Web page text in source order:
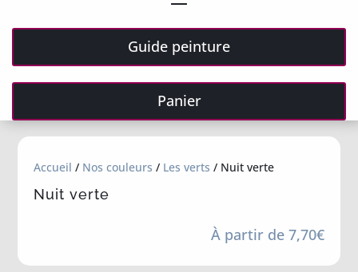
Guide peinture
Panier
Accueil / Nos couleurs / Les verts / Nuit verte
Nuit verte
À partir de 7,70€